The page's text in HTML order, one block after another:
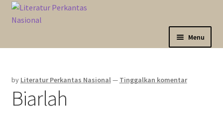
Skip
to
Langsung
ke
Menu
Kategori
by Literatur Perkantas Nasional— Tinggalkan komentar
Biarlah